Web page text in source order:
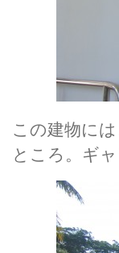
この建物に
ところ。ギ